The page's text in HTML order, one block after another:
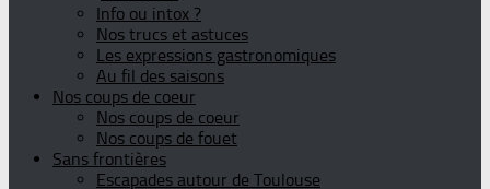
Info ou intox ?
Nos trucs et astuces
Les expressions gastronomiques
Au fil des saisons
Nos coups de coeur
Nos coups de coeur
Nos coups de fouet
Sans frontières
Escapades autour de Toulouse